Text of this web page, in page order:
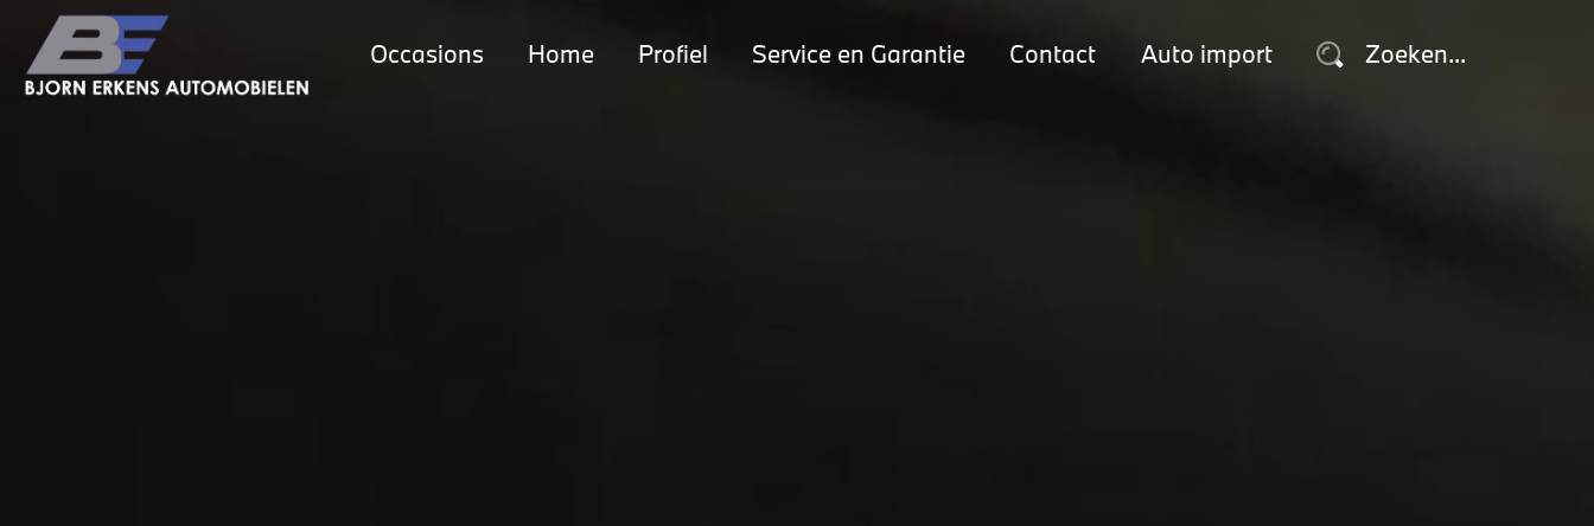
Occasions Home Profiel Service en Garantie Contact Auto import Zoeken...